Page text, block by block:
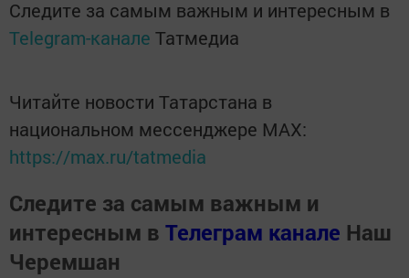
Следите за самым важным и интересным в
Telegram-канале Татмедиа
Читайте новости Татарстана в
национальном мессенджере MАХ:
https://max.ru/tatmedia
Следите за самым важным и
интересным в Телеграм канале Наш
Черемшан